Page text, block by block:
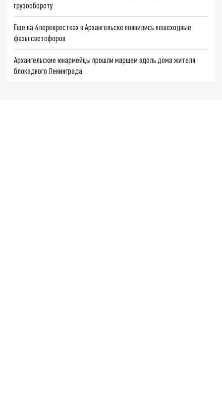
грузообороту
Еще на 4 перекрестках в Архангельске появились пешеходные
фазы светофоров
Архангельские юнармейцы прошли маршем вдоль дома жителя
блокадного Ленинграда